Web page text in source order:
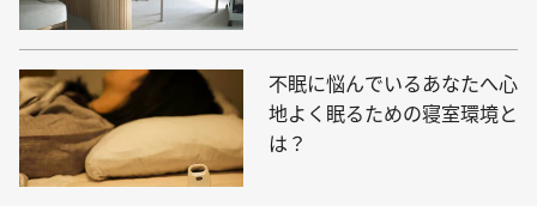
不眠に悩んでいるあなたへ心
地よく眠るための寝室環境と
は？